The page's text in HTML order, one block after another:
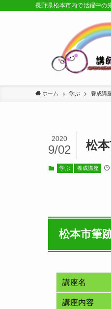
長野県松本市内で活躍中の
ホーム 学ぶ 養成講
松
2020
9/02
学ぶ 養成講座
松本市筆
講座名
講座内容